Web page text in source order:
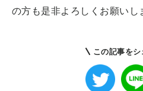
の方も是非よろしくお願いし
この記事を